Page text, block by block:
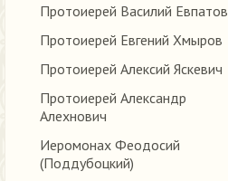
Протоиерей Василий Евпатов
Протоиерей Евгений Хмыров
Протоиерей Алексий Яскевич
Протоиерей Александр
Алехнович
Иеромонах Феодосий
(Поддубоцкий)